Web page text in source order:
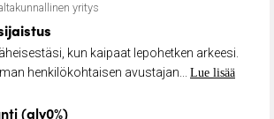
yritys
kun kaipaat lepohetken arkeesi.
henkilökohtaisen avustajan... Lue lisää
(alv0%)